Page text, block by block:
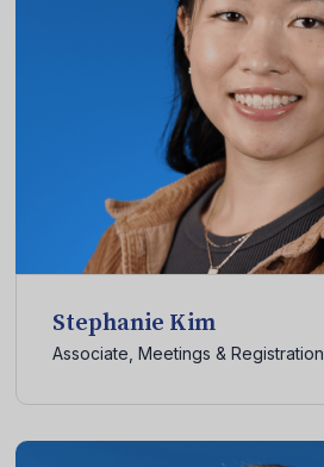
Stephanie Kim
Associate, Meetings & Registration